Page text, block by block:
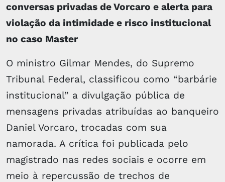
conversas privadas de Vorcaro e alerta para
violação da intimidade e risco institucional
no caso Master
O ministro Gilmar Mendes, do Supremo
Tribunal Federal, classificou como “barbárie
institucional” a divulgação pública de
mensagens privadas atribuídas ao banqueiro
Daniel Vorcaro, trocadas com sua
namorada. A crítica foi publicada pelo
magistrado nas redes sociais e ocorre em
meio à repercussão de trechos de